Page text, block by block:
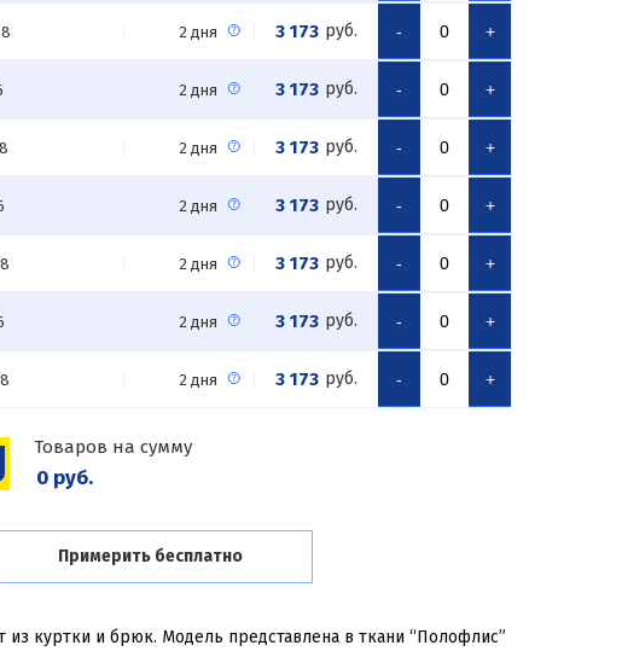
2 дня 3 173 руб. - +
2 дня 3 173 руб. - +
2 дня 3 173 руб. - +
2 дня 3 173 руб. - +
2 дня 3 173 руб. - +
2 дня 3 173 руб. - +
2 дня 3 173 руб. - +
Товаров на сумму
0 руб.
Примерить бесплатно
куртки и брюк. Модель представлена в ткани “Полофлис”